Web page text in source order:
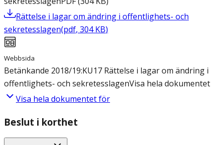
Rättelse i lagar om ändring i offentlighets- och
sekretesslagen(pdf, 304 KB)
Webbsida
Betänkande 2018/19:KU17 Rättelse i lagar om ändring i
offentlighets- och sekretesslagenVisa hela dokumentet
Visa hela dokumentet för
Beslut i korthet